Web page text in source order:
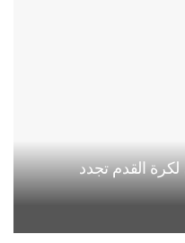
لكرة القدم تجدد